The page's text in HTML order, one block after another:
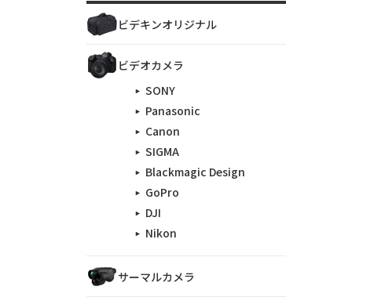
ビデキンオリジナル
ビデオカメラ
SONY
Panasonic
Canon
SIGMA
Blackmagic Design
GoPro
DJI
Nikon
サーマルカメラ